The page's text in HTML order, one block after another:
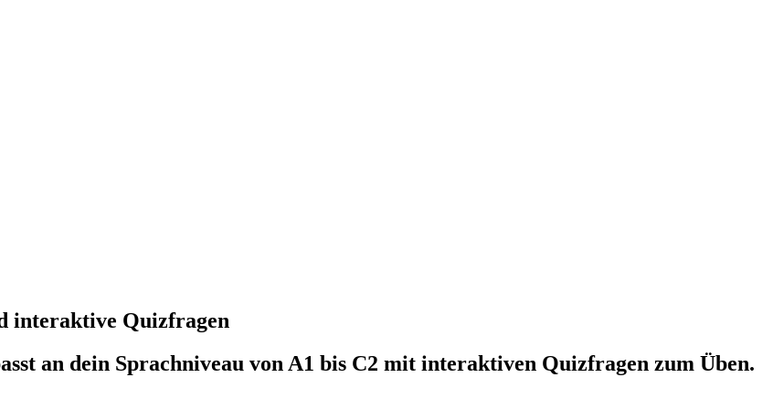
interaktive Quizfragen
an dein Sprachniveau von A1 bis C2 mit interaktiven Quizfragen zum Üben.